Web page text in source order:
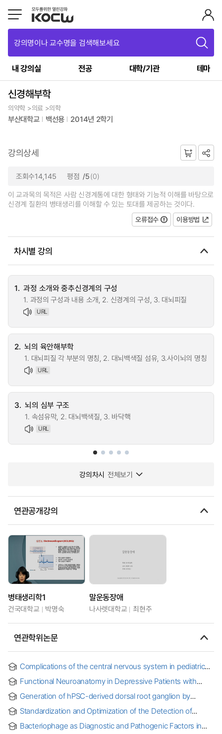
강의명이나 교수명을 검색해보세요
내 강의실 전공 대학/기관 테마
신경해부학
의약학 >의료 >의학
부산대학교 백선용 2014년 2학기
강의상세
조회수14,145 평점 /5(0)
이 교과목의 목적은 사람 신경계통에 대한 형태와 기능적 이해를 바탕으로
신경계 질환의 병태생리를 이해할 수 있는 토대를 제공하는 것이다.
오류접수
이용방법
차시별 강의
1. 과정 소개와 중추신경계의 구성
1. 과정의 구성과 내용 소개, 2. 신경계의 구성, 3. 대뇌피질
URL
2. 뇌의 육안해부학
1. 대뇌피질 각 부분의 명칭, 2. 대뇌백색질 섬유, 3.사이뇌의 명칭
URL
3. 뇌의 심부 구조
1. 속섬유막, 2. 대뇌백색질, 3. 바닥핵
URL
강의차시 전체보기
연관공개강의
병태생리학1
건국대학교 박명숙
말운동장애
나사렛대학교 최현주
연관학위논문
Complications of the central nervous system in pediatric
코로나바이러스 감염이 있는 소아 환자에서의 중추 신경계
합병증
Functional Neuroanatomy in Depressive Patients with
성기능 장애를 동반한 우울증 환자의 기능적 자기공명영상법을
이용한 신경해부학
Generation of hPSC-derived dorsal root ganglion by
system
Standardization and Optimization of the Detection of
Organoid Model of Human Immunodeficiency Virus (HIV-1)
Bacteriophage as Diagnostic and Pathogenic Factors in